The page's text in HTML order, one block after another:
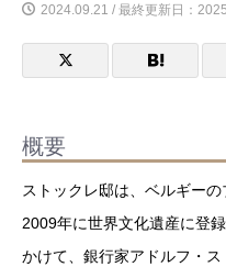
2024.09.21 / 最終更新日：
概要
ストックレ邸は、ベルギーの
2009年に世界文化遺産に登
かけて、銀行家アドルフ・